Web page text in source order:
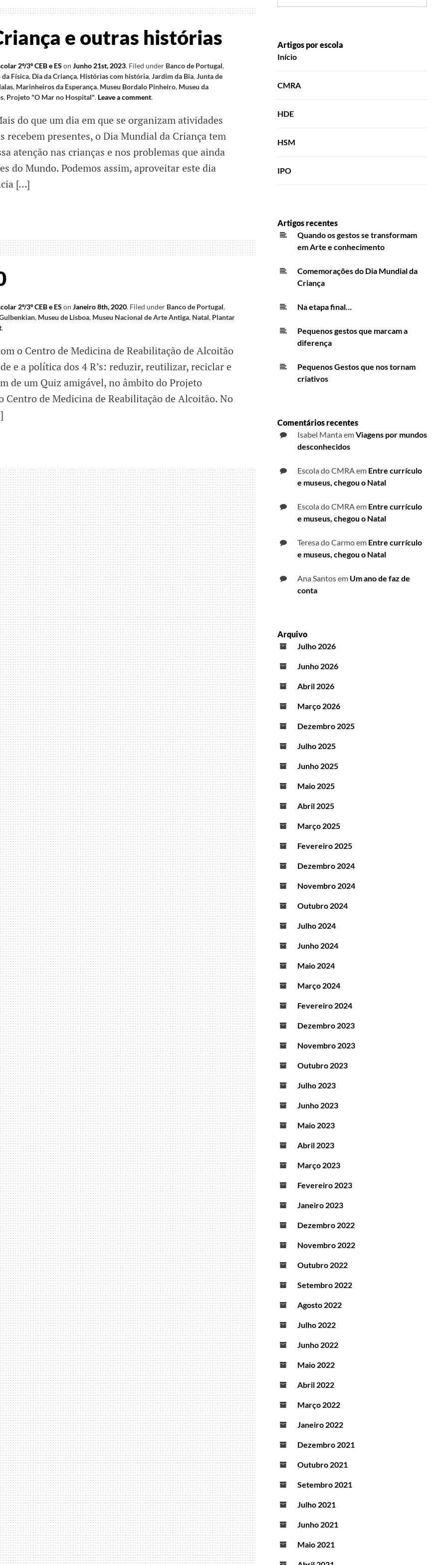
e outras histórias
2º/3º CEB e ES on Junho 21st, 2023. Filed under Banco de Portugal,
Física, Dia da Criança, Histórias com história,Jardim da Bia,Junta de
, Marinheiros da Esperança, Museu Bordalo Pinheiro, Museu da
, Projeto "O Mar no Hospital". Leave a comment.
do que um dia em que se organizam atividades
recebem presentes, o Dia Mundial da Criança tem
atenção nas crianças e nos problemas que ainda
do Mundo. Podemos assim, aproveitar este dia
[…]
2º/3º CEB e ES on Janeiro 8th, 2020. Filed under Banco de Portugal,
, Museu de Lisboa, Museu Nacional de Arte Antiga, Natal, Plantar
.
o Centro de Medicina de Reabilitação de Alcoitão
e a política dos 4 R’s: reduzir, reutilizar, reciclar e
de um Quiz amigável, no âmbito do Projeto
Centro de Medicina de Reabilitação de Alcoitão. No
Artigos por escola
Início
CMRA
HDE
HSM
IPO
Artigos recentes
Quando os gestos se transformam
em Arte e conhecimento
Comemorações do Dia Mundial da
Criança
Na etapa final…
Pequenos gestos que marcam a
diferença
Pequenos Gestos que nos tornam
criativos
Comentários recentes
Isabel MantaemViagens por mundos
desconhecidos
Escola do CMRAem Entre currículo
e museus, chegou o Natal
Escola do CMRAem Entre currículo
e museus, chegou o Natal
Teresa do Carmoem Entre currículo
e museus, chegou o Natal
Ana Santosem Um ano de faz de
conta
Arquivo
Julho 2026
Junho 2026
Abril 2026
Março 2026
Dezembro 2025
Julho 2025
Junho 2025
Maio 2025
Abril 2025
Março 2025
Fevereiro 2025
Dezembro 2024
Novembro 2024
Outubro 2024
Julho 2024
Junho 2024
Maio 2024
Março 2024
Fevereiro 2024
Dezembro 2023
Novembro 2023
Outubro 2023
Julho 2023
Junho 2023
Maio 2023
Abril 2023
Março 2023
Fevereiro 2023
Janeiro 2023
Dezembro 2022
Novembro 2022
Outubro 2022
Setembro 2022
Agosto 2022
Julho 2022
Junho 2022
Maio 2022
Abril 2022
Março 2022
Janeiro 2022
Dezembro 2021
Outubro 2021
Setembro 2021
Julho 2021
Junho 2021
Maio 2021